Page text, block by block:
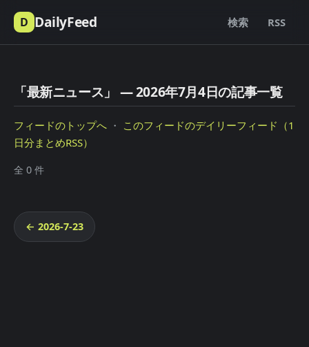
D DailyFeed 検索 RSS
「最新ニュース」 — 2026年7月4日の記事一覧
フィードのトップへ ・ このフィードのデイリーフィード（1
日分まとめRSS）
全 0 件
← 2026-7-23